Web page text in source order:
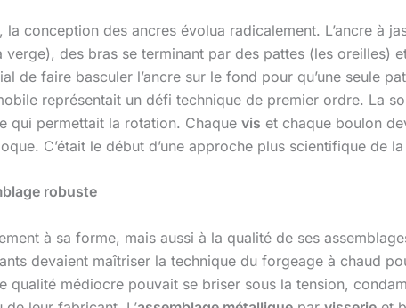
la conception des ancres évolua radicalement. L’ancre à
des bras se terminant par des pattes (les oreilles)
de faire basculer l’ancre sur le fond pour qu’une seule
représentait un défi technique de premier ordre. La
qui permettait la rotation. Chaque vis et chaque boulon
C’était le début d’une approche plus scientifique de la
robuste
à sa forme, mais aussi à la qualité de ses
devaient maîtriser la technique du forgeage à chaud
qualité médiocre pouvait se briser sous la tension,